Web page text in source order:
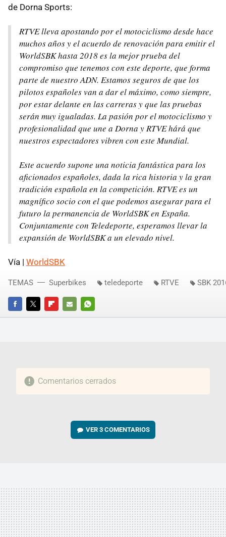
de Dorna Sports:
RTVE lleva apostando por el motociclismo desde hace
muchos años y el acuerdo de renovación para emitir el
WorldSBK hasta 2018 es la mejor prueba del
compromiso que tenemos con este deporte, que forma
parte de nuestro ADN. Estamos seguros de que los
pilotos españoles van a dar el máximo, como siempre,
por estar delante en las carreras y que las pruebas
serán muy igualadas. La pasión por el motociclismo y
profesionalidad que une a Dorna y RTVE hárá que
nuestros espectadores vibren con este Mundial.
Este acuerdo supone una noticia fantástica para los
aficionados españoles, dada la rica historia y la gran
tradición española en la competición. RTVE es un
magnífico socio con el que podemos asegurar para el
futuro la permanencia de WorldSBK en España.
Conjuntamente con Teledeporte, esperamos llevar la
expansión de WorldSBK a un elevado nivel.
Vía | WorldSBK
FACEBOOKTWITTERFLIPBOARD
E-
WHATSAPP
TEMAS Superbikes teledeporte RTVE SBK
Comentarios cerrados
VER3 COMENTARIOS